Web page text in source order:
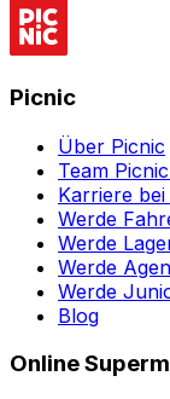
Picnic
Über Picnic
Team
Karriere bei
Werde
Werde
Werde
Werde
Blog
Online